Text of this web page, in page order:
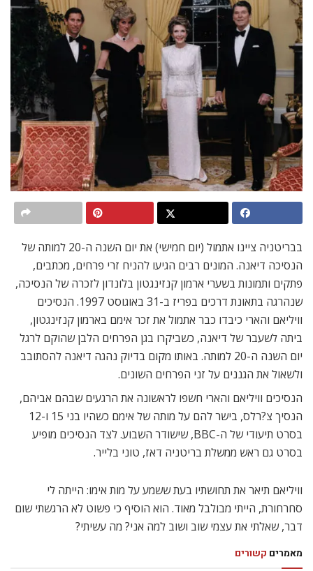
בבריטניה ציינו אתמול (יום חמישי) את יום השנה ה-20 למותה של
הנסיכה דיאנה. המונים רבים הגיעו להניח זרי פרחים, מכתבים,
פתקים ותמונות בשערי ארמון קנזינגטון בלונדון לזכרה של הנסיכה,
שנהרגה בתאונת דרכים בפריז ב-31 באוגוסט 1997. הנסיכים
וויליאם והארי כיבדו כבר אתמול את זכר אימם בארמון קנזינגטון,
ביתה לשעבר של דיאנה, כשביקרו בגן הפרחים הלבן שהוקם לרגל
יום השנה ה-20 למותה. באותו מקום בדיוק נהגה דיאנה להסתובב
ולשאול את הגננים על זני הפרחים השונים.
הנסיכים וויליאם והארי חשפו לראשונה את הרגעים שבהם אביהם,
הנסיך צ?רלס, בישר להם על מותה של אימם כשהיו בני 15 ו-12
בסרט תיעודי של ה-BBC, שישודר השבוע. לצד הנסיכים מופיע
בסרט גם ראש ממשלת בריטניה דאז, טוני בלייר.
וויליאם תיאר את תחושתיו בעת ששמע על מות אימו: הייתה לי
סחרחורת, הייתי מבולבל מאוד. הוא הוסיף כי פשוט לא הרגשתי שום
דבר, שאלתי את עצמי שוב ושוב למה אני? מה עשיתי?
מאמרים קשורים